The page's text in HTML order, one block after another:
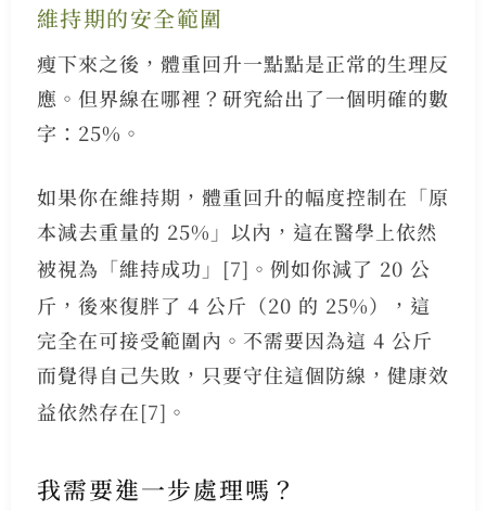
維持期的安全範圍
瘦下來之後，體重回升一點點是正常的生理反
應。但界線在哪裡？研究給出了一個明確的數
字：25%。
如果你在維持期，體重回升的幅度控制在「原
本減去重量的 25%」以內，這在醫學上依然
被視為「維持成功」 [7] 。例如你減了 20 公
斤，後來復胖了 4 公斤（20 的 25%），這
完全在可接受範圍內。不需要因為這 4 公斤
而覺得自己失敗，只要守住這個防線，健康效
益依然存在[7] 。
我需要進一步處理嗎？